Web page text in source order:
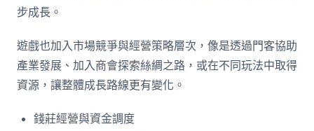
步成長。
遊戲也加入市場競爭與經營策略層次，像是透過門客協助
產業發展、加入商會探索絲綢之路，或在不同玩法中取得
資源，讓整體成長路線更有變化。
錢莊經營與資金調度